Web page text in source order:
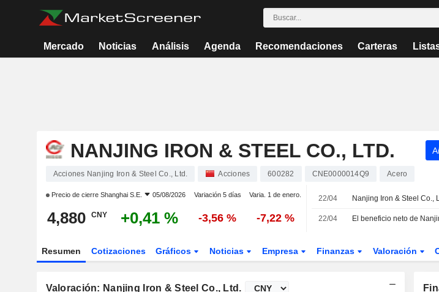
Mercado Noticias Análisis Agenda Recomendaciones Carteras
NANJING IRON & STEEL CO., LTD.
Acciones Nanjing Iron & Steel Co., Ltd. Acciones 600282 CNE0000014Q9 Acero
Precio de cierre Shanghai S.E. 05/08/2026 Variación 5 días Varia. 1 de enero.
4,880 CNY +0,41 % -3,56 % -7,22 %
22/04
22/04
Resumen Cotizaciones Gráficos Noticias Empresa Finanzas Valoración
Valoración: Nanjing Iron & Steel Co., Ltd.